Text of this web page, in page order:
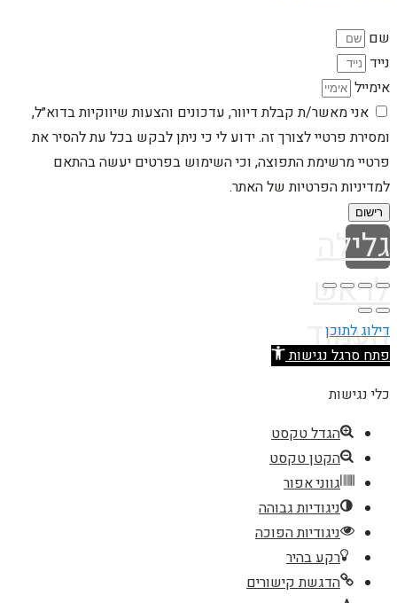
שם
נייד
אימייל
אני מאשר/ת קבלת דיוור, עדכונים והצעות שיווקיות בדוא״ל,
ומסירת פרטיי לצורך זה. ידוע לי כי ניתן לבקש בכל עת להסיר את
פרטיי מרשימת התפוצה, וכי השימוש בפרטים יעשה בהתאם
למדיניות הפרטיות של האתר.
רישום
גלילה
לראש
העמוד
דילוג לתוכן
פתח סרגל נגישות
כלי נגישות
הגדל טקסט
הקטן טקסט
גווני אפור
ניגודיות גבוהה
ניגודיות הפוכה
רקע בהיר
הדגשת קישורים